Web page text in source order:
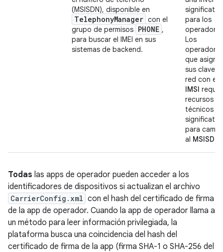
(MSISDN), disponible en
TelephonyManager con el
grupo de permisos PHONE ,
para buscar el IMEI en sus
sistemas de backend.
para los
Los
operadores
que
sus claves
red con el
IMSI
recursos
técnicos
para
al MSISDN
Todas las apps de operador pueden acceder a los
identificadores de dispositivos si actualizan el archivo
CarrierConfig.xml con el hash del certificado de firma
de la app de operador. Cuando la app de operador llama a
un método para leer información privilegiada, la
plataforma busca una coincidencia del hash del
certificado de firma de la app (firma SHA-1 o SHA-256 del